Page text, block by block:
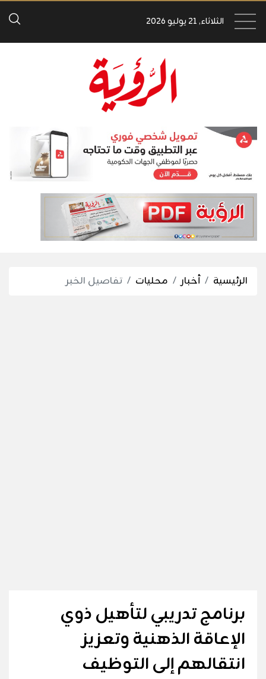
الثلاثاء, 21 يوليو 2026
الرئيسية أخبار محليات تفاصيل الخبر
برنامج تدريبي لتأهيل ذوي
الإعاقة الذهنية وتعزيز
انتقالهم إلى التوظيف